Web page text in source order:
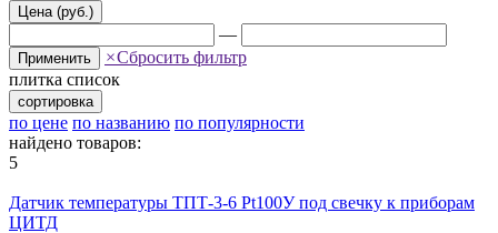
Цена (руб.)
—
Применить ×Сбросить фильтр
плитка список
сортировка
по цене по названию по популярности
найдено товаров:
5
Датчик температуры ТПТ-3-6 Pt100У под свечку к приборам
ЦИТД